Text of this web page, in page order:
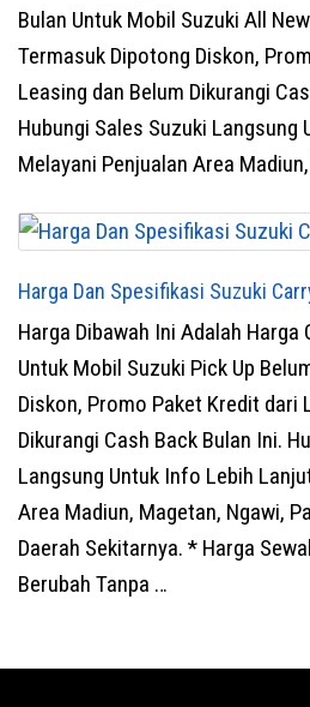
Bulan Untuk Mobil Suzuki All
Termasuk Dipotong Diskon,
Leasing dan Belum Dikurangi
Hubungi Sales Suzuki Langsung
Melayani Penjualan Area
Harga Dan Spesifikasi Suzuki
Harga Dibawah Ini Adalah Harga
Untuk Mobil Suzuki Pick Up
Diskon, Promo Paket Kredit dari
Dikurangi Cash Back Bulan Ini.
Langsung Untuk Info Lebih
Area Madiun, Magetan, Ngawi,
Daerah Sekitarnya. * Harga
Berubah Tanpa …